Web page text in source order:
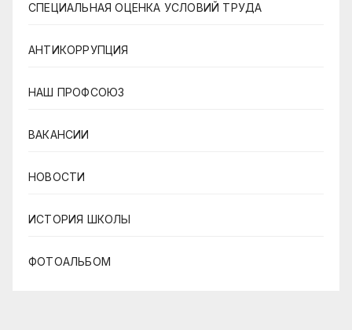
СПЕЦИАЛЬНАЯ ОЦЕНКА УСЛОВИЙ ТРУДА
АНТИКОРРУПЦИЯ
НАШ ПРОФСОЮЗ
ВАКАНСИИ
НОВОСТИ
ИСТОРИЯ ШКОЛЫ
ФОТОАЛЬБОМ